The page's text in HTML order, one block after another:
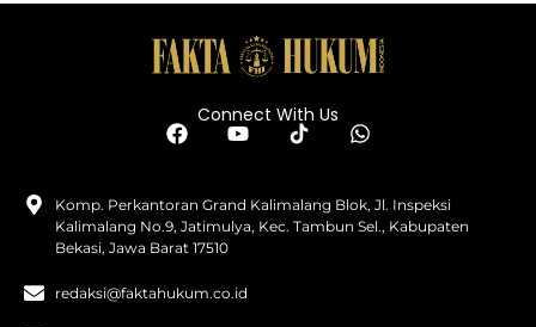
Connect With Us
Komp. Perkantoran Grand Kalimalang Blok, Jl. Inspeksi
Kalimalang No.9, Jatimulya, Kec. Tambun Sel., Kabupaten
Bekasi, Jawa Barat 17510
redaksi@faktahukum.co.id